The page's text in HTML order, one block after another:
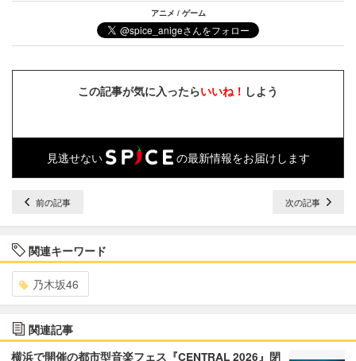
アニメ / ゲーム
この記事が気に入ったらいいね！ しよう
見逃せない の最新情報をお届けします
前の記事 次の記事
関連キーワード
乃木坂46
関連記事
横浜で開催の都市型音楽フェス『CENTRAL 2026』閉